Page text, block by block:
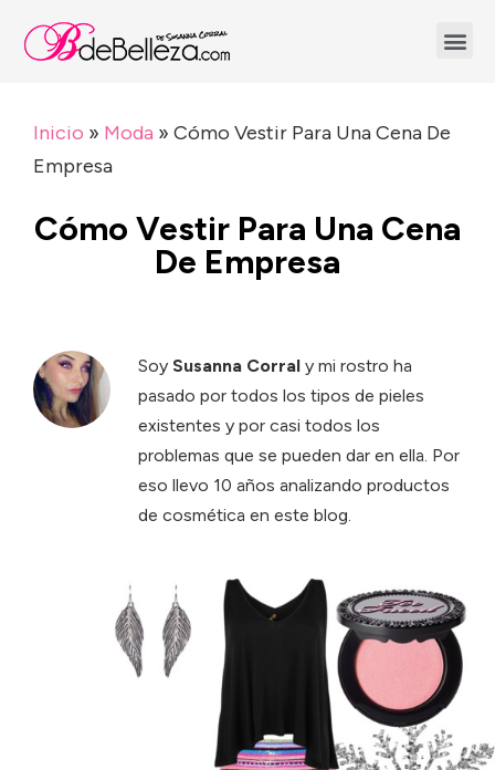
Inicio » Moda » Cómo Vestir Para Una Cena De
Empresa
Cómo Vestir Para Una Cena
De Empresa
Soy Susanna Corral y mi rostro ha
pasado por todos los tipos de pieles
existentes y por casi todos los
problemas que se pueden dar en ella. Por
eso llevo 10 años analizando productos
de cosmética en este blog.